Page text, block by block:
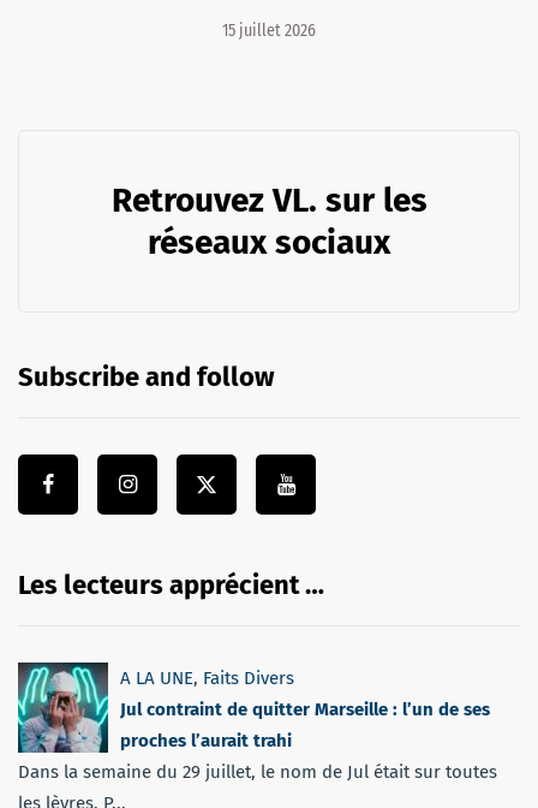
15 juillet 2026
Retrouvez VL. sur les
réseaux sociaux
Subscribe and follow
Les lecteurs apprécient …
A LA UNE, Faits Divers
Jul contraint de quitter Marseille : l’un de ses
proches l’aurait trahi
Dans la semaine du 29 juillet, le nom de Jul était sur toutes
les lèvres. P...